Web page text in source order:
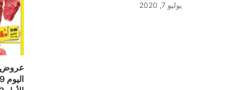
يوليو 7, 2020